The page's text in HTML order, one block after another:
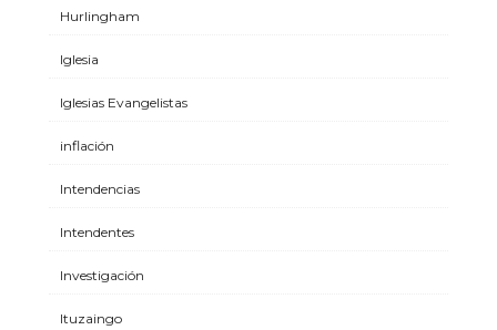
Hurlingham
Iglesia
Iglesias Evangelistas
inflación
Intendencias
Intendentes
Investigación
Ituzaingo